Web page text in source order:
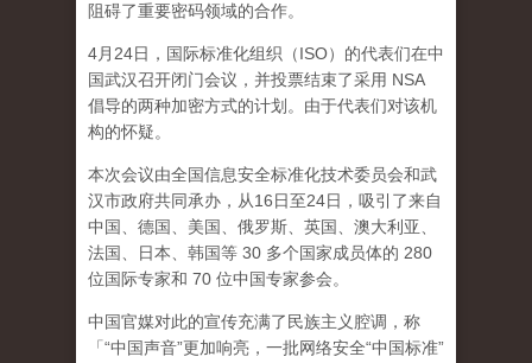
阻碍了重要密码领域的合作。
4月24日，国际标准化组织（ISO）的代表们在中
国武汉召开闭门会议，并投票结束了采用 NSA
倡导的两种加密方式的计划。由于代表们对该机
构的怀疑。
本次会议由全国信息安全标准化技术委员会和武
汉市政府共同承办，从16日至24日，吸引了来自
中国、德国、美国、俄罗斯、英国、澳大利亚、
法国、日本、韩国等 30 多个国家成员体的 280
位国际专家和 70 位中国专家参会。
中国官媒对此的宣传充满了民族主义腔调，称
「“中国声音”更加响亮，一批网络安全“中国标准”